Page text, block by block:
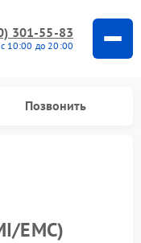
301-55-83
10:00 до 20:00
Позвонить
EMC)